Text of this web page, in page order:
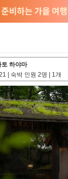
토 하야마
| 숙박 인원 2명 | 1개